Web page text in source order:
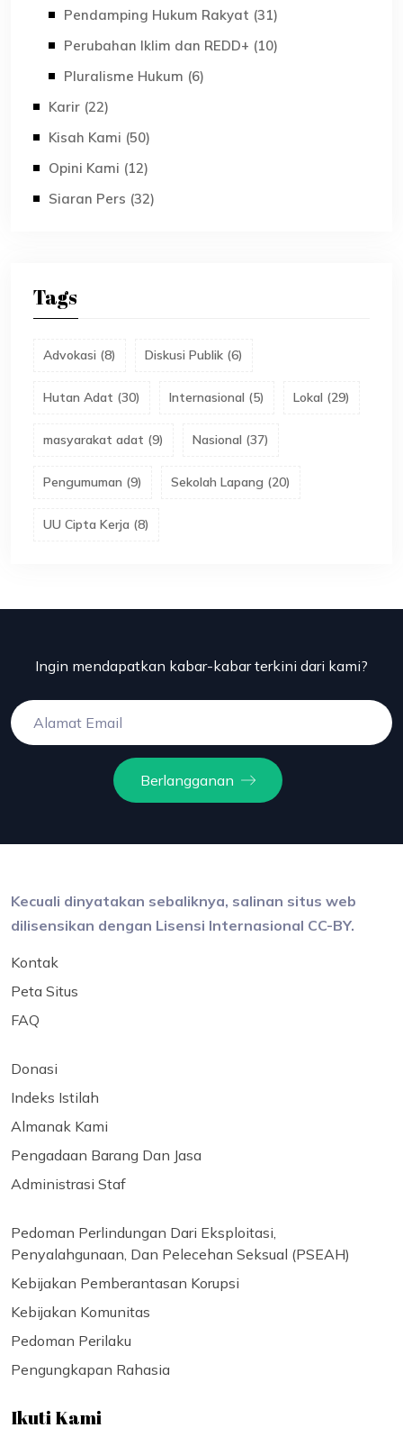
Pendamping Hukum Rakyat (31)
Perubahan Iklim dan REDD+ (10)
Pluralisme Hukum (6)
Karir (22)
Kisah Kami (50)
Opini Kami (12)
Siaran Pers (32)
Tags
Advokasi (8) Diskusi Publik (6)
Hutan Adat (30) Internasional (5) Lokal (29)
masyarakat adat (9) Nasional (37)
Pengumuman (9) Sekolah Lapang (20)
UU Cipta Kerja (8)
Ingin mendapatkan kabar-kabar terkini dari kami?
Berlangganan
Kecuali dinyatakan sebaliknya, salinan situs web
dilisensikan dengan Lisensi Internasional CC-BY.
Kontak
Peta Situs
FAQ
Donasi
Indeks Istilah
Almanak Kami
Pengadaan Barang Dan Jasa
Administrasi Staf
Pedoman Perlindungan Dari Eksploitasi,
Penyalahgunaan, Dan Pelecehan Seksual (PSEAH)
Kebijakan Pemberantasan Korupsi
Kebijakan Komunitas
Pedoman Perilaku
Pengungkapan Rahasia
Ikuti Kami